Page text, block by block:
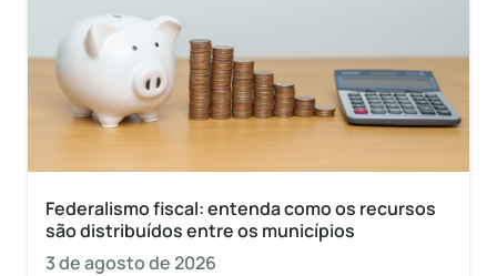
Federalismo fiscal: entenda como os recursos
são distribuídos entre os municípios
3 de agosto de 2026